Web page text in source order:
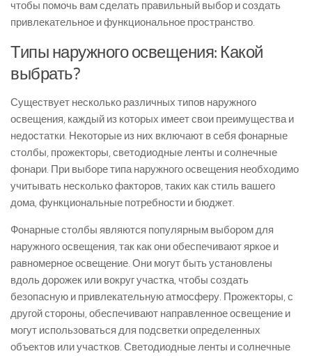
чтобы помочь вам сделать правильный выбор и создать
привлекательное и функциональное пространство.
Типы наружного освещения: Какой
выбрать?
Существует несколько различных типов наружного
освещения, каждый из которых имеет свои преимущества и
недостатки. Некоторые из них включают в себя фонарные
столбы, прожекторы, светодиодные ленты и солнечные
фонари. При выборе типа наружного освещения необходимо
учитывать несколько факторов, таких как стиль вашего
дома, функциональные потребности и бюджет.
Фонарные столбы являются популярным выбором для
наружного освещения, так как они обеспечивают яркое и
равномерное освещение. Они могут быть установлены
вдоль дорожек или вокруг участка, чтобы создать
безопасную и привлекательную атмосферу. Прожекторы, с
другой стороны, обеспечивают направленное освещение и
могут использоваться для подсветки определенных
объектов или участков. Светодиодные ленты и солнечные